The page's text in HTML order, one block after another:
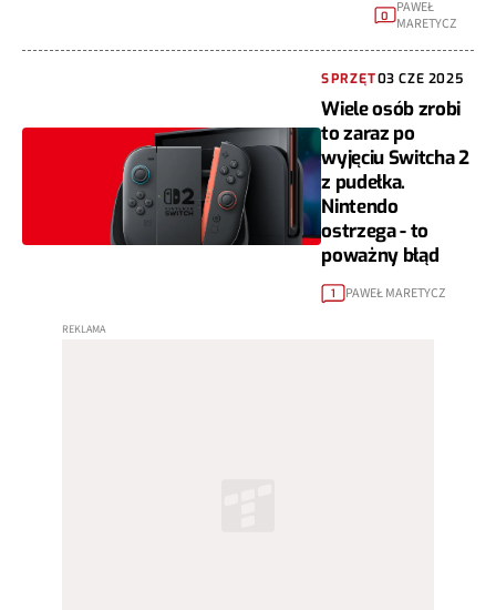
0 PAWEŁ
MARETYCZ
SPRZĘT03 CZE 2025
Wiele osób zrobi
to zaraz po
wyjęciu Switcha 2
z pudełka.
Nintendo
ostrzega - to
poważny błąd
1 PAWEŁ MARETYCZ